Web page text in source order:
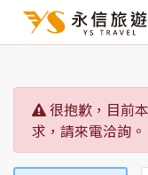
很抱歉，目前
求，請來電洽詢。